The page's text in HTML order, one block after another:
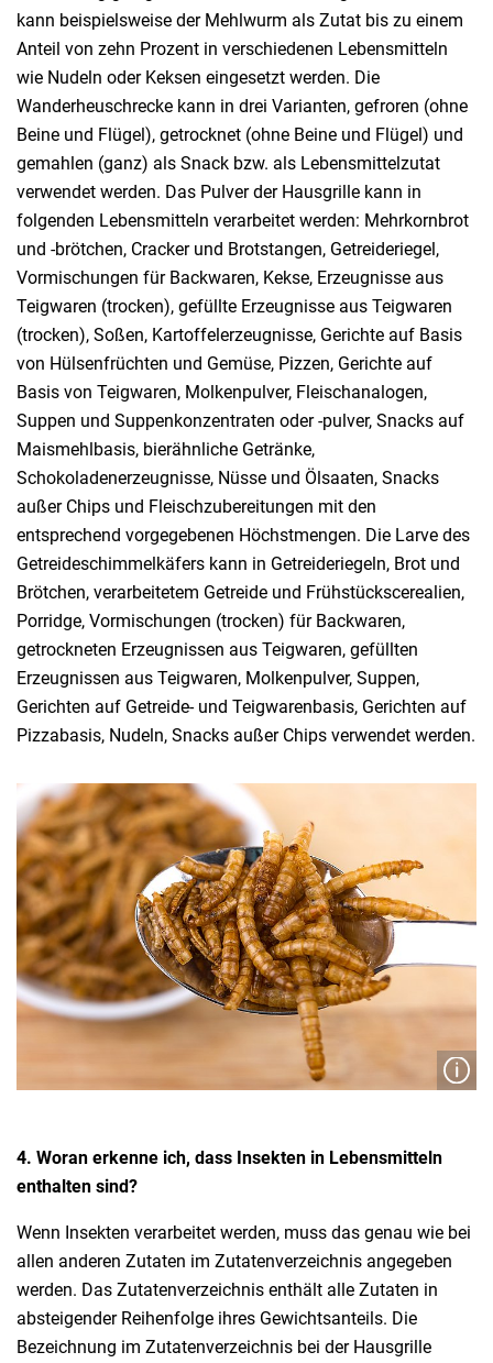
kann beispielsweise der Mehlwurm als Zutat bis zu einem
Anteil von zehn Prozent in verschiedenen Lebensmitteln
wie Nudeln oder Keksen eingesetzt werden. Die
Wanderheuschrecke kann in drei Varianten, gefroren (ohne
Beine und Flügel), getrocknet (ohne Beine und Flügel) und
gemahlen (ganz) als Snack bzw. als Lebensmittelzutat
verwendet werden. Das Pulver der Hausgrille kann in
folgenden Lebensmitteln verarbeitet werden: Mehrkornbrot
und -brötchen, Cracker und Brotstangen, Getreideriegel,
Vormischungen für Backwaren, Kekse, Erzeugnisse aus
Teigwaren (trocken), gefüllte Erzeugnisse aus Teigwaren
(trocken), Soßen, Kartoffelerzeugnisse, Gerichte auf Basis
von Hülsenfrüchten und Gemüse, Pizzen, Gerichte auf
Basis von Teigwaren, Molkenpulver, Fleischanalogen,
Suppen und Suppenkonzentraten oder -pulver, Snacks auf
Maismehlbasis, bierähnliche Getränke,
Schokoladenerzeugnisse, Nüsse und Ölsaaten, Snacks
außer Chips und Fleischzubereitungen mit den
entsprechend vorgegebenen Höchstmengen. Die Larve des
Getreideschimmelkäfers kann in Getreideriegeln, Brot und
Brötchen, verarbeitetem Getreide und Frühstückscerealien,
Porridge, Vormischungen (trocken) für Backwaren,
getrockneten Erzeugnissen aus Teigwaren, gefüllten
Erzeugnissen aus Teigwaren, Molkenpulver, Suppen,
Gerichten auf Getreide- und Teigwarenbasis, Gerichten auf
Pizzabasis, Nudeln, Snacks außer Chips verwendet werden.
4. Woran erkenne ich, dass Insekten in Lebensmitteln
enthalten sind?
Wenn Insekten verarbeitet werden, muss das genau wie bei
allen anderen Zutaten im Zutatenverzeichnis angegeben
werden. Das Zutatenverzeichnis enthält alle Zutaten in
absteigender Reihenfolge ihres Gewichtsanteils. Die
Bezeichnung im Zutatenverzeichnis bei der Hausgrille